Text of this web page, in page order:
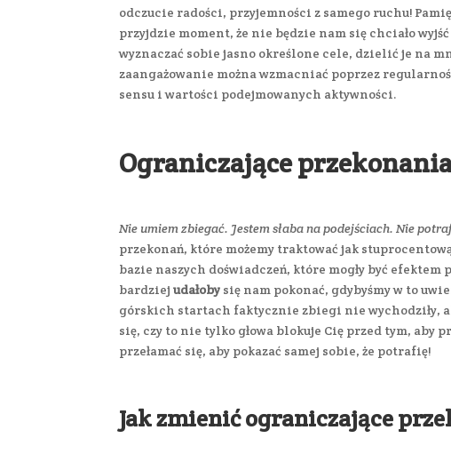
odczucie radości, przyjemności z samego ruchu!
przyjdzie moment, że nie będzie nam się chciało
wyznaczać sobie jasno określone cele, dzielić je na
zaangażowanie można wzmacniać poprzez
sensu i wartości podejmowanych aktywności.
Ograniczające
Nie umiem zbiegać. Jestem słaba na podejściach. Nie
przekonań, które możemy traktować jak
bazie naszych doświadczeń, które mogły być efektem
bardziejudałoby się nam pokonać, gdybyśmy w to
górskich startach faktycznie zbiegi nie wychodziły,
się, czy to nie tylko głowa blokuje Cię przed tym, aby
przełamać się, aby pokazać samej sobie, że potrafię!
Jak zmienić ograniczające